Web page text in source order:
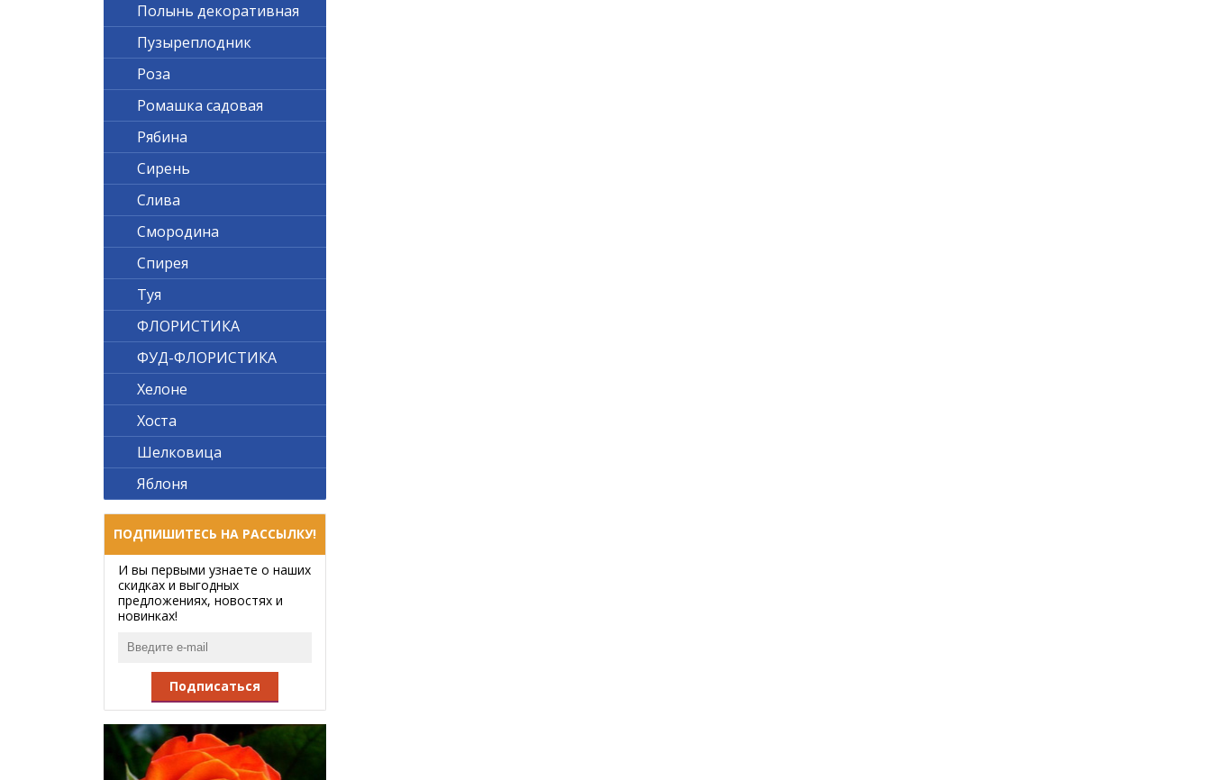
Полынь декоративная
Пузыреплодник
Роза
Ромашка садовая
Рябина
Сирень
Слива
Смородина
Спирея
Туя
ФЛОРИСТИКА
ФУД-ФЛОРИСТИКА
Хелоне
Хоста
Шелковица
Яблоня
ПОДПИШИТЕСЬ НА РАССЫЛКУ!
И вы первыми узнаете о наших
скидках и выгодных
предложениях, новостях и
новинках!
Подписаться